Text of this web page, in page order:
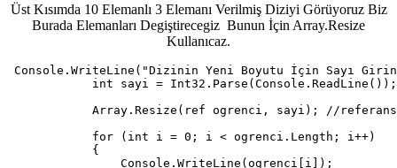
Üst Kısımda 10 Elemanlı 3 Elemanı Verilmiş Diziyi Görüyoruz Biz
Burada Elemanları Degiştirecegiz Bunun İçin Array.Resize
Kullanıcaz.
Console.WriteLine("Dizinin Yeni Boyutu İçin Sayı
            int sayi = Int32.Parse(Console.ReadLine());
Array.Resize(ref ogrenci, sayi); //
            for (int i = 0; i < ogrenci.Length; i++)
            {
                Console.WriteLine(ogrenci[i]);